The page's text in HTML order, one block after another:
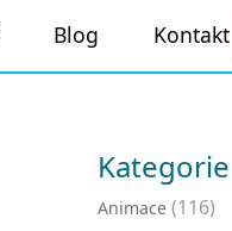
Blog Kontakt
Kategorie
Animace (116)